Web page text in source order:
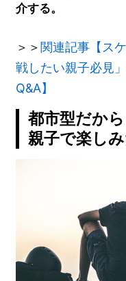
介する。
＞＞関連記事【ス
戦したい親子必見
Q&A】
都市型だか
親子で楽し